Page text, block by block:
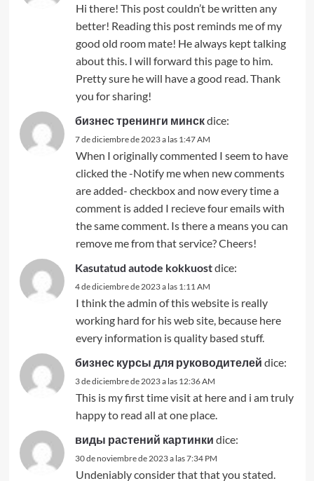
Hi there! This post couldn’t be written any
better! Reading this post reminds me of my
good old room mate! He always kept talking
about this. I will forward this page to him.
Pretty sure he will have a good read. Thank
you for sharing!
бизнес тренинги минскdice:
7 de diciembre de 2023 a las 1:47 AM
When I originally commented I seem to have
clicked the -Notify me when new comments
are added- checkbox and now every time a
comment is added I recieve four emails with
the same comment. Is there a means you can
remove me from that service? Cheers!
Kasutatud autode kokkuostdice:
4 de diciembre de 2023 a las 1:11 AM
I think the admin of this website is really
working hard for his web site, because here
every information is quality based stuff.
бизнес курсы для руководителей dice:
3 de diciembre de 2023 a las 12:36 AM
This is my first time visit at here and i am truly
happy to read all at one place.
виды растений картинки dice:
30 de noviembre de 2023 a las 7:34 PM
Undeniably consider that that you stated.